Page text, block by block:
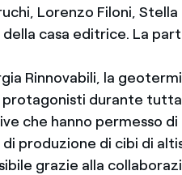
Lorenzo Filoni, Stella
casa editrice. La
Rinnovabili, la
durante
che hanno permesso
produzione di cibi di
grazie alla